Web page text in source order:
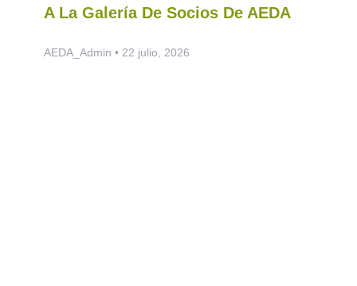
A La Galería De Socios De AEDA
AEDA_Admin 22 julio, 2026